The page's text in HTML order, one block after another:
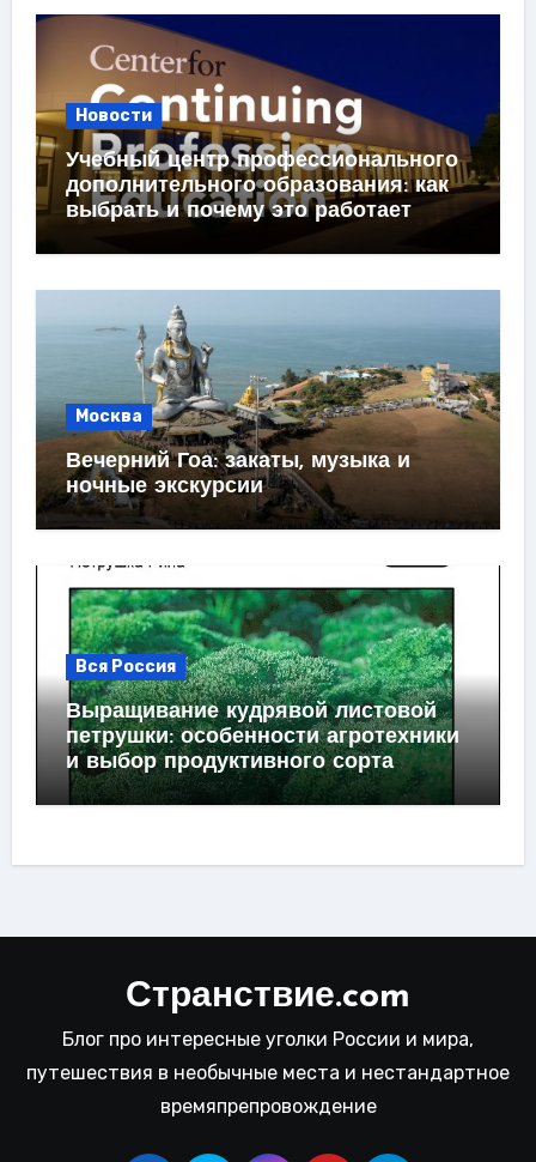
Новости
Учебный центр профессионального
дополнительного образования: как
выбрать и почему это работает
Москва
Вечерний Гоа: закаты, музыка и
ночные экскурсии
Вся Россия
Выращивание кудрявой листовой
петрушки: особенности агротехники
и выбор продуктивного сорта
Странствие.com
Блог про интересные уголки России и мира,
путешествия в необычные места и нестандартное
времяпрепровождение